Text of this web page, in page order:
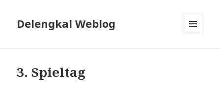
Delengkal Weblog
3. Spieltag